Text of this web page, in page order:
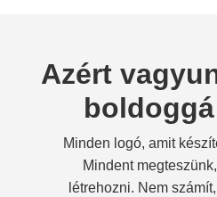
Azért
Minden logó, amit
Mindent
létrehozni. Nem